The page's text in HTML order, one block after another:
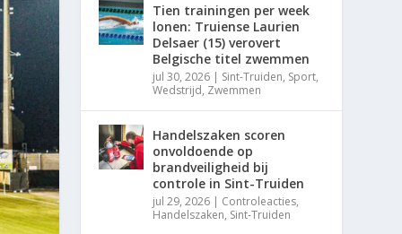
Tien trainingen per week
lonen: Truiense Laurien
Delsaer (15) verovert
Belgische titel zwemmen
jul 30, 2026 | Sint-Truiden, Sport,
Wedstrijd, Zwemmen
Handelszaken scoren
onvoldoende op
brandveiligheid bij
controle in Sint-Truiden
jul 29, 2026 | Controleacties,
Handelszaken, Sint-Truiden